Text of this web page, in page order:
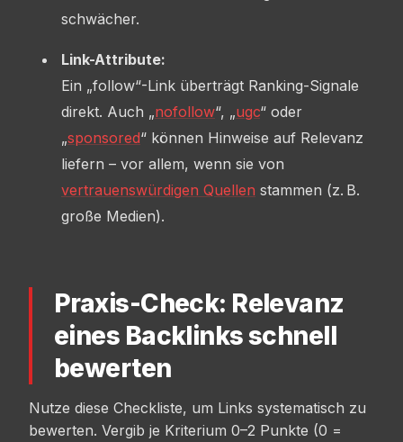
schwächer.
Link-Attribute:
Ein „follow“-Link überträgt Ranking-Signale
direkt. Auch „nofollow“, „ugc“ oder
„sponsored“ können Hinweise auf Relevanz
liefern – vor allem, wenn sie von
vertrauenswürdigen Quellen stammen (z. B.
große Medien).
Praxis-Check: Relevanz
eines Backlinks schnell
bewerten
Nutze diese Checkliste, um Links systematisch zu
bewerten. Vergib je Kriterium 0–2 Punkte (0 =